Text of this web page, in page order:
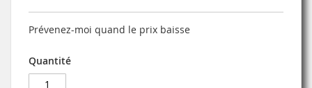
Prévenez-moi quand le prix baisse
Quantité